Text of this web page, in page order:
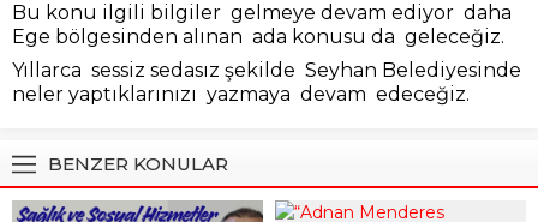
Bu konu ilgili bilgiler gelmeye devam ediyor daha
Ege bölgesinden alınan ada konusu da geleceğiz.
Yıllarca sessiz sedasız şekilde Seyhan Belediyesinde
neler yaptıklarınızı yazmaya devam edeceğiz.
BENZER KONULAR